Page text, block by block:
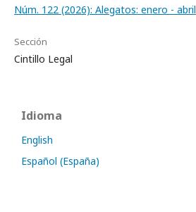
Núm. 122 (2026): Alegatos: enero - abril
Sección
Cintillo Legal
Idioma
English
Español (España)